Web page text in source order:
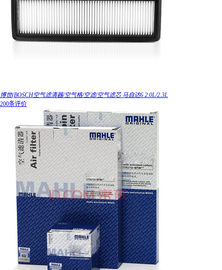
博世(BOSCH空气滤清器/空气格/空滤/空气滤芯 马自达6 2.0L/2.3L
200条评价